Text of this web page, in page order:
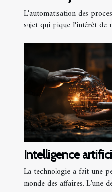
L'automatisation des
sujet qui pique l'intérêt de
Intelligence
La technologie a fait une
monde des affaires. L’une